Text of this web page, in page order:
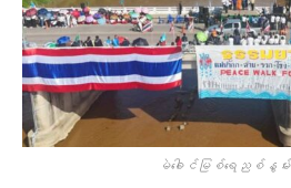
မဲ​ခေါင်မြစ်​ရေညစ်